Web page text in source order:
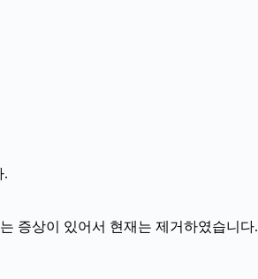
.
증상이 있어서 현재는 제거하였습니다.